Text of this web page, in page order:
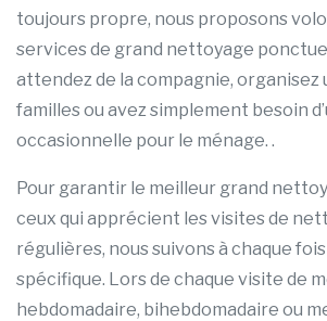
toujours propre, nous proposons
services de grand nettoyage
attendez de la compagnie, organisez
familles ou avez simplement besoin
occasionnelle pour le ménage. .
Pour garantir le meilleur grand
ceux qui apprécient les visites de
régulières, nous suivons à chaque
spécifique. Lors de chaque visite de
hebdomadaire, bihebdomadaire ou